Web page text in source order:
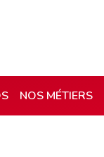
NOS MÉTIERS